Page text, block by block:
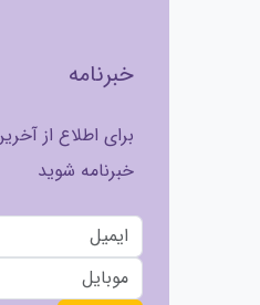
خبرنامه
برای اطلاع از
خبرنامه شوید